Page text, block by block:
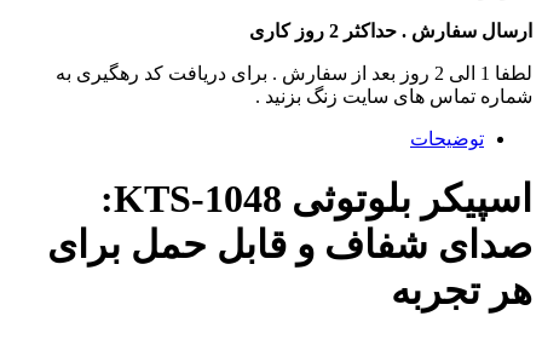
ارسال سفارش . حداکثر 2 روز کاری
لطفا 1 الی 2 روز بعد از سفارش . برای دریافت کد رهگیری به
شماره تماس های سایت زنگ بزنید .
توضیحات
اسپیکر بلوتوثی KTS-1048:
صدای شفاف و قابل حمل برای
هر تجربه